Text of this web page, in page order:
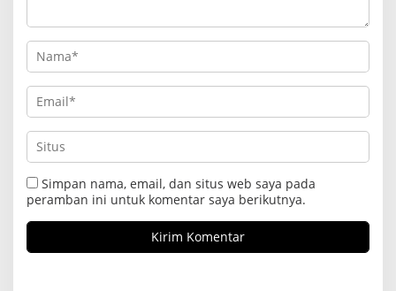
Simpan nama, email, dan situs web saya pada
peramban ini untuk komentar saya berikutnya.